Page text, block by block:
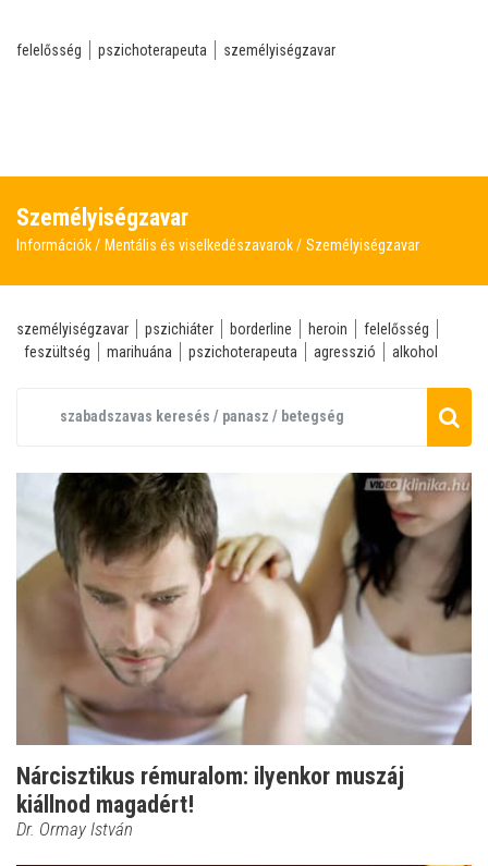
felelősség pszichoterapeuta személyiségzavar
Személyiségzavar
Információk Mentális és viselkedészavarok Személyiségzavar
személyiségzavar pszichiáter borderline heroin
felelősség
feszültség
marihuána pszichoterapeuta agresszió alkohol
Nárcisztikus rémuralom: ilyenkor muszáj
kiállnod magadért!
Dr. Ormay István